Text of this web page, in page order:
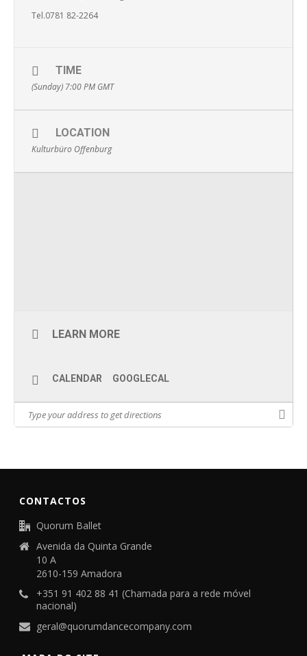
Tel.0781 82-2264
TIME
(Sunday) 7:00 PM GMT
LOCATION
Kulturbüro Offenburg
LEARN MORE
CALENDAR GOOGLECAL
CONTACTOS
Quorum Ballet
Avenida da Quinta Grande
10 A
2610-159 Amadora
+351 91 402 88 41 (Chamada para a rede móvel
nacional)
geral@quorumdancecompany.com